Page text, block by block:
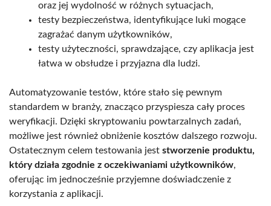
oraz jej wydolność w różnych sytuacjach,
testy bezpieczeństwa, identyfikujące luki mogące
zagrażać danym użytkowników,
testy użyteczności, sprawdzające, czy aplikacja jest
łatwa w obsłudze i przyjazna dla ludzi.
Automatyzowanie testów, które stało się pewnym
standardem w branży, znacząco przyspiesza cały proces
weryfikacji. Dzięki skryptowaniu powtarzalnych zadań,
możliwe jest również obniżenie kosztów dalszego rozwoju.
Ostatecznym celem testowania jest stworzenie produktu,
który działa zgodnie z oczekiwaniami użytkowników,
oferując im jednocześnie przyjemne doświadczenie z
korzystania z aplikacji.